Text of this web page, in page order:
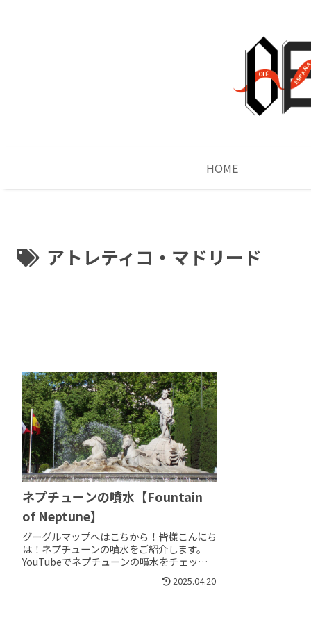
HOME
アトレティコ・マドリード
ネプチューンの噴水【Fountain
of Neptune】
グーグルマップへはこちから！皆様こんにち
は！ネプチューンの噴水をご紹介します。
YouTubeでネプチューンの噴水をチェック！
プラド美術館、ティッセン美術館、リッツホ
テル、パレスホテルに囲まれ、国会議事...
2025.04.20